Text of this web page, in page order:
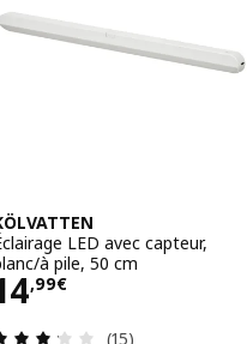
LED avec capteur,
à pile, 50 cm
,99€
14,99€
Révision: 3.2
(15)